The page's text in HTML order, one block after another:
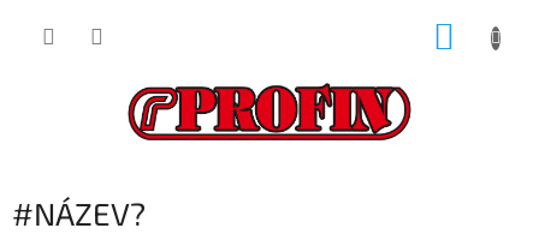
#NÁZEV?